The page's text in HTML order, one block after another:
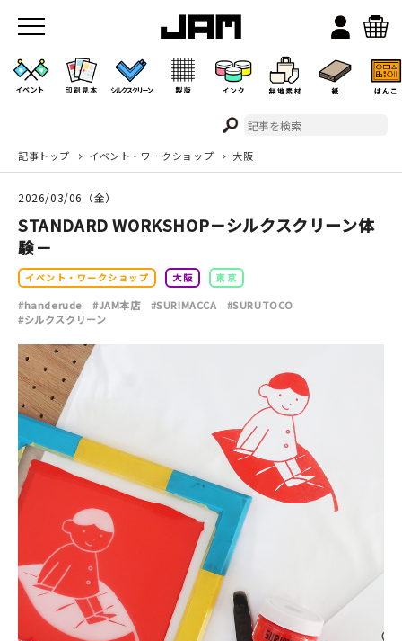
JAMのこと
イベント
印刷見本
シルクスクリーン
無地素材
本
文房具
記事トップ イベント・ワークショップ 大阪
2026/03/06（金）
STANDARD WORKSHOP－シルクスクリーン体
験－
イベント・ワークショップ 大阪 東京
#handerude #JAM本店 #SURIMACCA
#SURUTOCO
#シルクスクリーン